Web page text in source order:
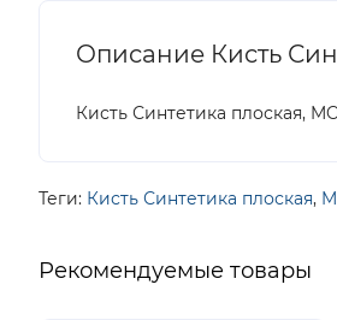
Описание Кисть
Кисть Синтетика плоская,
Теги: Кисть Синтетика плоская,
Рекомендуемые товары